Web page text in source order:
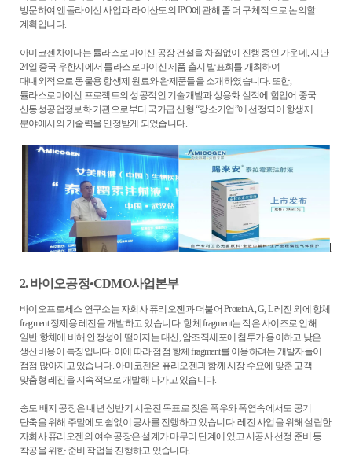
방문하여 엔돌라이신 사업과 라이산도의 IPO에 관해 좀 더 구체적으로 논의할
계획입니다.
아미코젠차이나는 튤라스로마이신 공장 건설을 차질없이 진행 중인 가운데 지난
24일 중국 우한시에서 튤라스로마이신 제품 출시 발표회를 개최하여
대내외적으로 동물용 항생제 원료와 완제품들을 소개하였습니다. 또한,
튤라스로마이신 프로젝트의 성공적인 기술개발과 상용화 실적에 힘입어 중국
산동성공업정보화 기관으로부터 국가급 신형 “강소기업”에 선정되어 항생제
분야에서의 기술력을 인정받게 되었습니다.
2. 바이오공정•CDMO사업본부
바이오프로세스 연구소는 자회사 퓨리오젠과 더불어 Protein A, G, L레진 외에 항체
fragment정제용 레진을 개발하고 있습니다. 항체fragment는 작은 사이즈로 인해
일반 항체에 비해 안정성이 떨어지는 대신, 암조직세포에 침투가 용이하고 낮은
생산비용이 특징입니다. 이에 따라 점점 항체fragment를 이용하려는 개발자들이
점점 많아지고 있습니다. 아미코젠은 퓨리오젠과 함께 시장 수요에 맞춘 고객
맞춤형 레진을 지속적으로 개발해 나가고 있습니다.
송도 배지 공장은 내년 상반기 시운전 목표로 잦은 폭우와 폭염속에서도 공기
단축을 위해 주말에도 쉼없이 공사를 진행하고 있습니다.레진 사업을 위해 설립한
자회사 퓨리오젠의 여수 공장은 설계가 마무리 단계에 있고 시공사 선정 준비 등
착공을 위한 준비 작업을 진행하고 있습니다.